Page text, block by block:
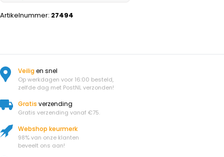
Artikelnummer: 27494
Veiligen snel
Op werkdagen voor 16:00 besteld,
zelfde dag met PostNL verzonden!
Gratis verzending
Gratis verzending vanaf €75.
Webshop keurmerk
98% van onze klanten
beveelt ons aan!